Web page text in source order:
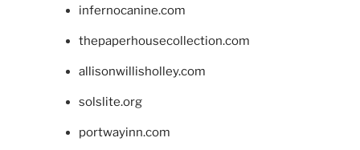
infernocanine.com
thepaperhousecollection.com
allisonwillisholley.com
solslite.org
portwayinn.com